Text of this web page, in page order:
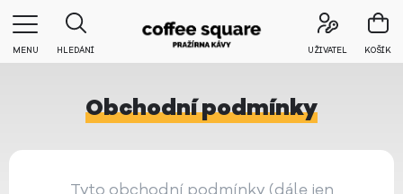
MENU HLEDÁNÍ UŽIVATEL KOŠÍK
Obchodní podmínky